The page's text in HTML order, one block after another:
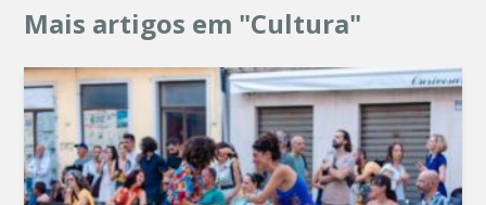
Mais artigos em "Cultura"